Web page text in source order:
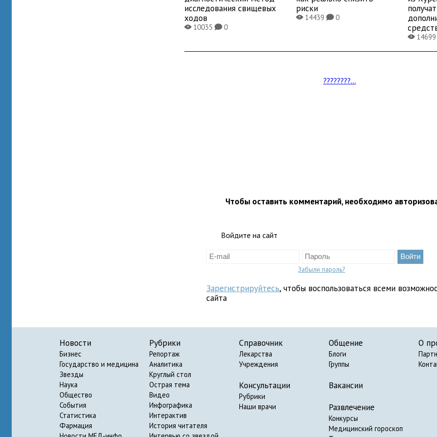
исследования свищевых
ходов
X10035K0
риски
X14439K0
получат
X
????????...
Чтобы оставить комментарий, необходимо
Войдите на сайт
Забыли пароль?
Зарегистрируйтесь, чтобы воспользоваться всеми
сайта
Новости
Бизнес
Государство и медицина
Звезды
Наука
Общество
События
Статистика
Фармация
Рубрики
Репортаж
Аналитика
Круглый стол
Острая тема
Видео
Инфографика
Интерактив
История читателя
Справочник
Лекарства
Учреждения
Консультации
Рубрики
Наши врачи
Общение
Блоги
Группы
Вакансии
Развлечение
Конкурсы
Медицинский гороскоп
О